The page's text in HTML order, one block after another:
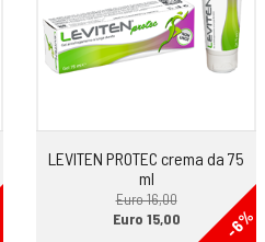
LEVITEN PROTEC crema da 75
ml
Euro 16,00
-6%
Euro 15,00